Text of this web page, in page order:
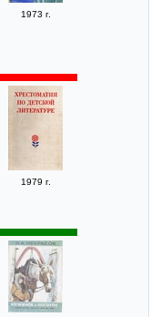
1973 г.
1979 г.